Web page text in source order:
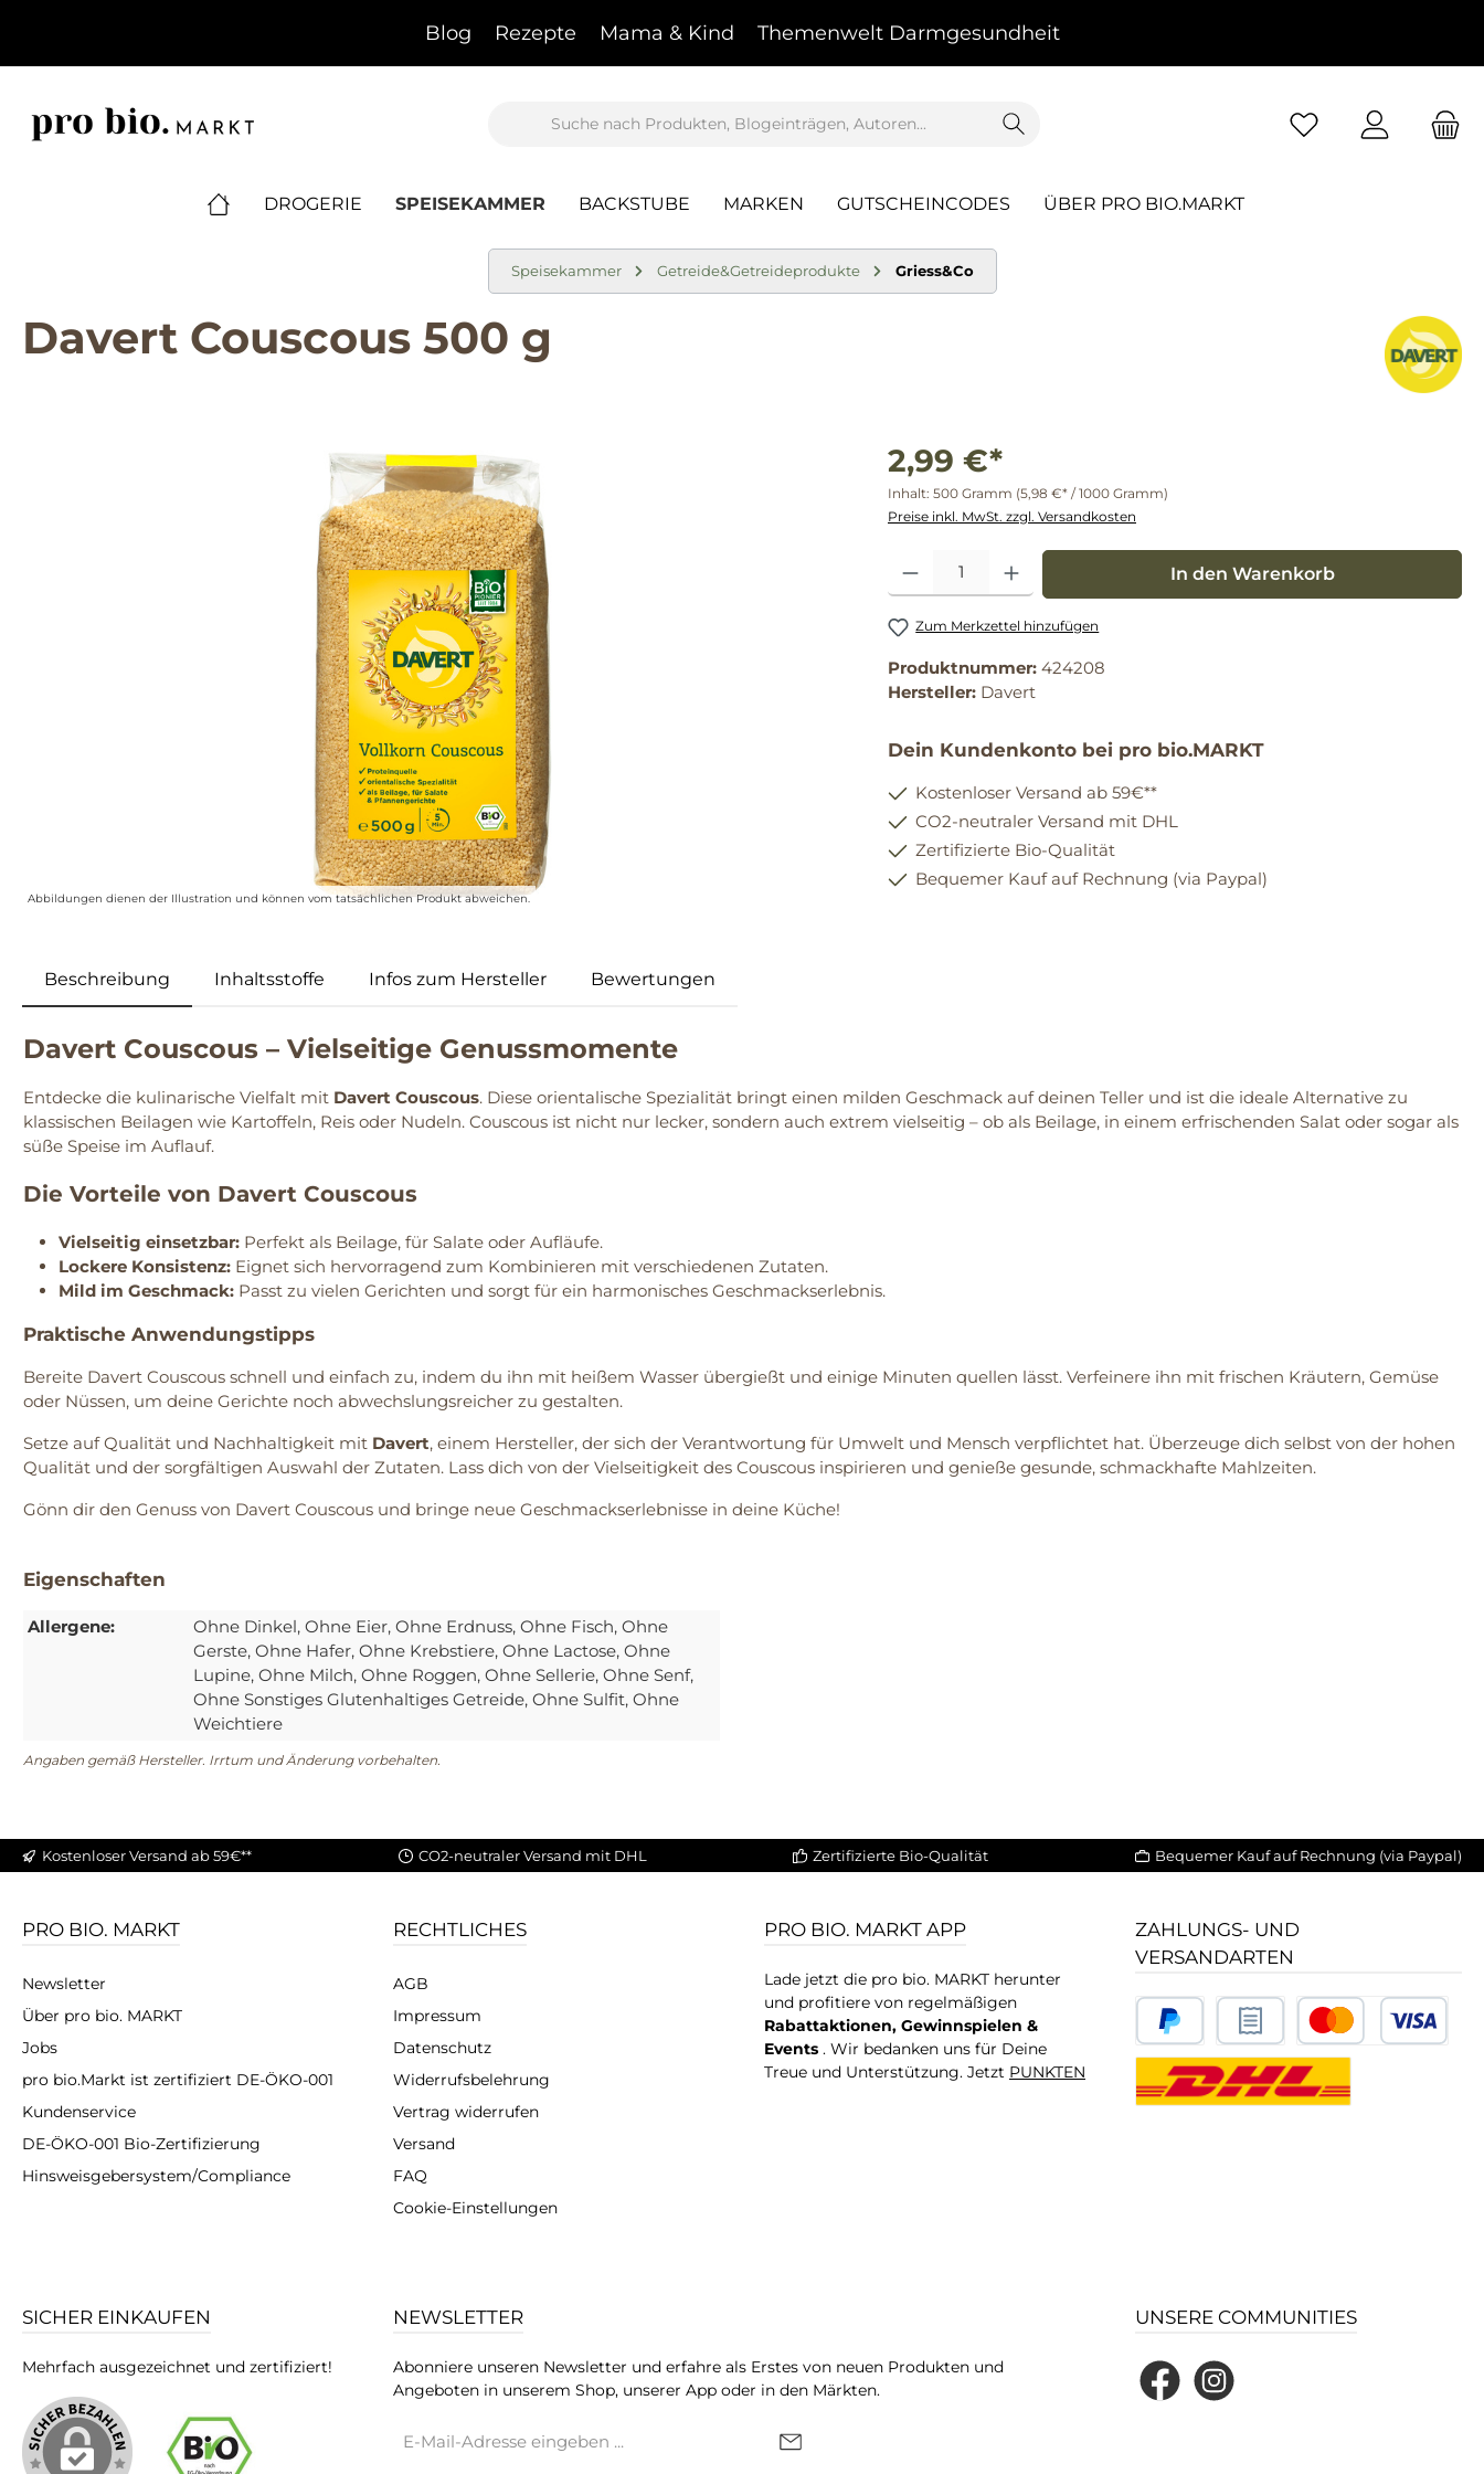
Blog Rezepte Mama & Kind Themenwelt Darmgesundheit
DROGERIE SPEISEKAMMER BACKSTUBE MARKEN GUTSCHEINCODES ÜBER PRO BIO.MARKT
Speisekammer Getreide&Getreideprodukte Griess&Co
Davert Couscous 500 g
Abbildungen dienen der Illustration und können vom tatsächlichen Produkt abweichen.
2,99 €*
Inhalt: 500 Gramm (5,98 €* / 1000 Gramm)
Preise inkl. MwSt. zzgl. Versandkosten
Produkt Anzahl: Gib den gewünschten Wert ein oder benutze die Schaltflächen um die
In den Warenkorb
Zum Merkzettel hinzufügen
Produktnummer: 424208
Hersteller: Davert
Dein Kundenkonto bei pro bio.MARKT
Kostenloser Versand ab 59€**
CO2-neutraler Versand mit DHL
Zertifizierte Bio-Qualität
Bequemer Kauf auf Rechnung (via Paypal)
Beschreibung Inhaltsstoffe Infos zum Hersteller Bewertungen
Davert Couscous – Vielseitige Genussmomente
Entdecke die kulinarische Vielfalt mit Davert Couscous. Diese orientalische Spezialität bringt einen milden Geschmack auf deinen Teller und ist die ideale Alternative zu
klassischen Beilagen wie Kartoffeln, Reis oder Nudeln. Couscous ist nicht nur lecker, sondern auch extrem vielseitig – ob als Beilage, in einem erfrischenden Salat oder sogar als
süße Speise im Auflauf.
Die Vorteile von Davert Couscous
Vielseitig einsetzbar: Perfekt als Beilage, für Salate oder Aufläufe.
Lockere Konsistenz: Eignet sich hervorragend zum Kombinieren mit verschiedenen Zutaten.
Mild im Geschmack: Passt zu vielen Gerichten und sorgt für ein harmonisches Geschmackserlebnis.
Praktische Anwendungstipps
Bereite Davert Couscous schnell und einfach zu, indem du ihn mit heißem Wasser übergießt und einige Minuten quellen lässt. Verfeinere ihn mit frischen Kräutern, Gemüse
oder Nüssen, um deine Gerichte noch abwechslungsreicher zu gestalten.
Setze auf Qualität und Nachhaltigkeit mit Davert, einem Hersteller, der sich der Verantwortung für Umwelt und Mensch verpflichtet hat. Überzeuge dich selbst von der hohen
Qualität und der sorgfältigen Auswahl der Zutaten. Lass dich von der Vielseitigkeit des Couscous inspirieren und genieße gesunde, schmackhafte Mahlzeiten.
Gönn dir den Genuss von Davert Couscous und bringe neue Geschmackserlebnisse in deine Küche!
Eigenschaften
Allergene: Ohne Dinkel, Ohne Eier, Ohne Erdnuss, Ohne Fisch, Ohne
Gerste, Ohne Hafer, Ohne Krebstiere, Ohne Lactose, Ohne
Lupine, Ohne Milch, Ohne Roggen, Ohne Sellerie, Ohne Senf,
Ohne Sonstiges Glutenhaltiges Getreide, Ohne Sulfit, Ohne
Weichtiere
Angaben gemäß Hersteller. Irrtum und Änderung vorbehalten.
Kostenloser Versand ab 59€** CO2-neutraler Versand mit DHL Zertifizierte Bio-Qualität Bequemer Kauf auf Rechnung (via Paypal)
PRO BIO. MARKT
Newsletter
Über pro bio. MARKT
Jobs
pro bio.Markt ist zertifiziert DE-ÖKO-001
Kundenservice
DE-ÖKO-001 Bio-Zertifizierung
Hinsweisgebersystem/Compliance
RECHTLICHES
AGB
Impressum
Datenschutz
Widerrufsbelehrung
Vertrag widerrufen
Versand
FAQ
Cookie-Einstellungen
PRO BIO. MARKT APP
Lade jetzt die pro bio. MARKT herunter
und profitiere von regelmäßigen
Rabattaktionen, Gewinnspielen &
Events . Wir bedanken uns für Deine
Treue und Unterstützung. Jetzt PUNKTEN
ZAHLUNGS- UND
VERSANDARTEN
SICHER EINKAUFEN
Mehrfach ausgezeichnet und zertifiziert!
NEWSLETTER
Abonniere unseren Newsletter und erfahre als Erstes von neuen Produkten und
Angeboten in unserem Shop, unserer App oder in den Märkten.
Mail-
UNSERE COMMUNITIES
FacebookInstagram